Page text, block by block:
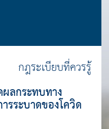
กฎระเบียบที่ควรรู้
ลกระทบทาง
รระบาดของโควิด